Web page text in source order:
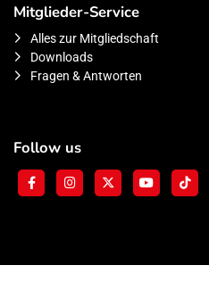
Mitglieder-Service
Alles zur Mitgliedschaft
Downloads
Fragen & Antworten
Follow us